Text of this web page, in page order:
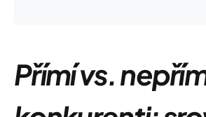
Přímí vs.